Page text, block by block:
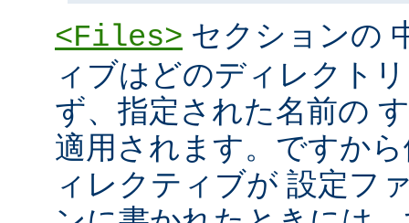
<Files> セクションの
ィブはどのディレクト
ず、指定された名前の
適用されます。ですか
ィレクティブが 設定フ